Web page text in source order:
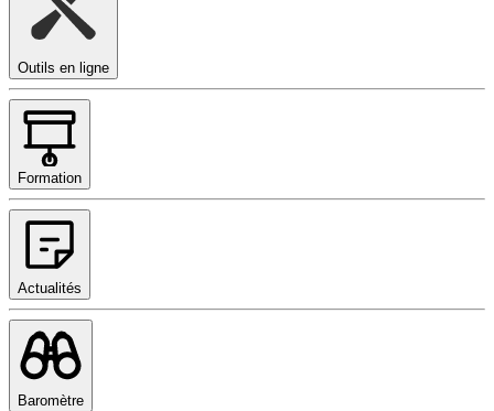
Outils en ligne
Formation
Actualités
Baromètre